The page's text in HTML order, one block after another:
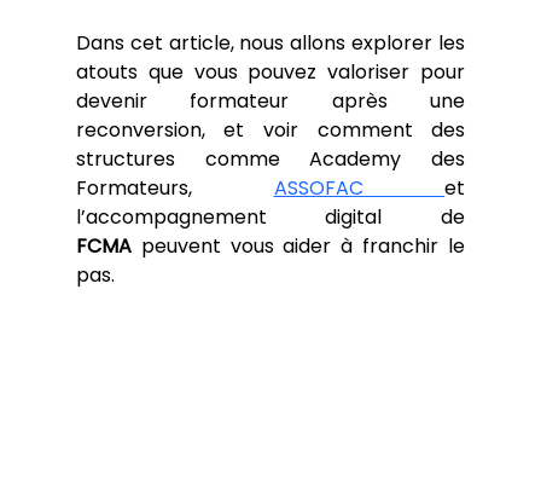
Dans cet article, nous allons explorer les
atouts que vous pouvez valoriser pour
devenir formateur après une
reconversion, et voir comment des
structures comme Academy des
Formateurs, ASSOFAC et
FCMA peuvent vous aider à franchir le
pas.